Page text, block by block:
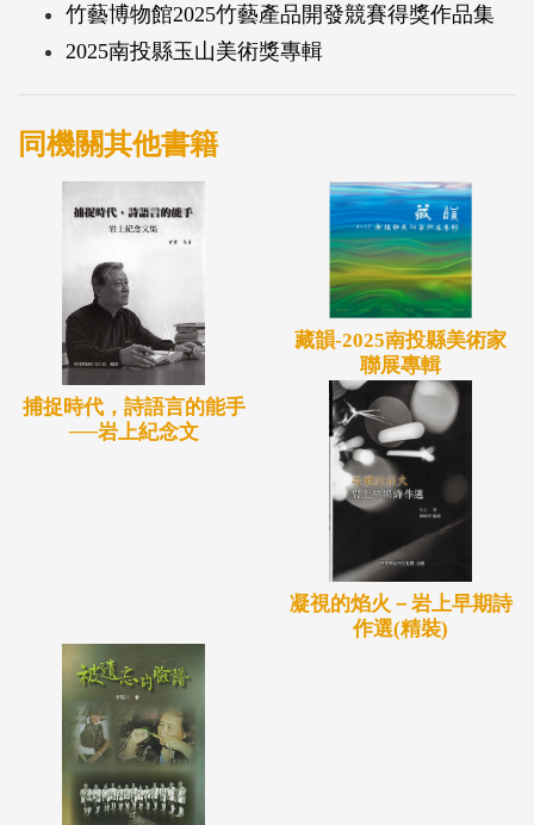
竹藝博物館2025竹藝產品開發競賽得獎作品集
2025南投縣玉山美術獎專輯
同機關其他書籍
捕捉時代，詩語言的能手
──岩上紀念文
藏韻-2025南投縣美術家
聯展專輯
凝視的焰火－岩上早期詩
作選(精裝)